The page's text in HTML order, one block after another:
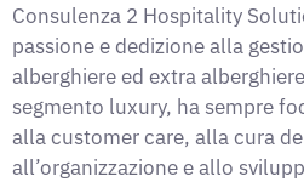
Consulenza 2 Hospitality
passione e dedizione alla
alberghiere ed extra
segmento luxury, ha sempre
alla customer care, alla cura
all’organizzazione e allo